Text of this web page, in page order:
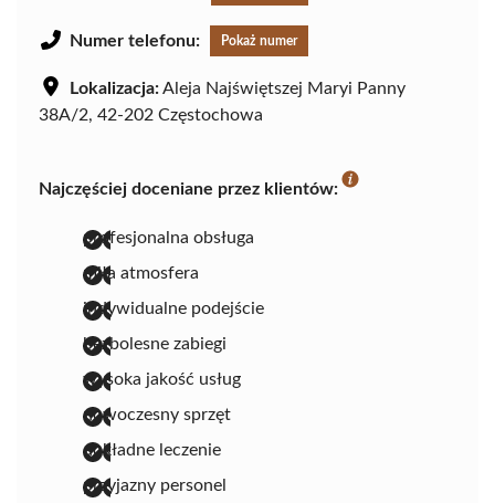
Numer telefonu: Pokaż numer
Lokalizacja:Aleja Najświętszej Maryi Panny
38A/2, 42-202 Częstochowa
Najczęściej doceniane przez klientów:
profesjonalna obsługa
miła atmosfera
indywidualne podejście
bezbolesne zabiegi
wysoka jakość usług
nowoczesny sprzęt
dokładne leczenie
przyjazny personel